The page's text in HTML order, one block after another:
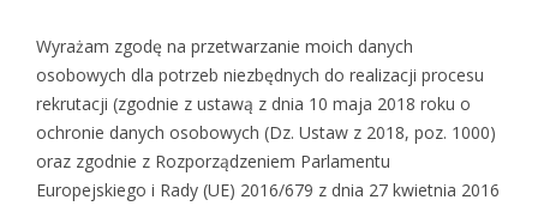
Wyrażam zgodę na przetwarzanie moich danych
osobowych dla potrzeb niezbędnych do realizacji procesu
rekrutacji (zgodnie z ustawą z dnia 10 maja 2018 roku o
ochronie danych osobowych (Dz. Ustaw z 2018, poz. 1000)
oraz zgodnie z Rozporządzeniem Parlamentu
Europejskiego i Rady (UE) 2016/679 z dnia 27 kwietnia 2016